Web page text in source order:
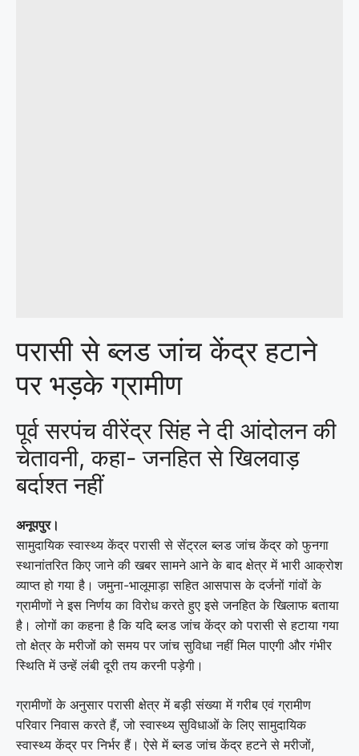
परासी से ब्लड जांच केंद्र हटाने
पर भड़के ग्रामीण
पूर्व सरपंच वीरेंद्र सिंह ने दी आंदोलन की
चेतावनी, कहा- जनहित से खिलवाड़
बर्दाश्त नहीं
अनूपपुर।
सामुदायिक स्वास्थ्य केंद्र परासी से सेंट्रल ब्लड जांच केंद्र को फुनगा
स्थानांतरित किए जाने की खबर सामने आने के बाद क्षेत्र में भारी आक्रोश
व्याप्त हो गया है। जमुना-भालूमाड़ा सहित आसपास के दर्जनों गांवों के
ग्रामीणों ने इस निर्णय का विरोध करते हुए इसे जनहित के खिलाफ बताया
है। लोगों का कहना है कि यदि ब्लड जांच केंद्र को परासी से हटाया गया
तो क्षेत्र के मरीजों को समय पर जांच सुविधा नहीं मिल पाएगी और गंभीर
स्थिति में उन्हें लंबी दूरी तय करनी पड़ेगी।
ग्रामीणों के अनुसार परासी क्षेत्र में बड़ी संख्या में गरीब एवं ग्रामीण
परिवार निवास करते हैं, जो स्वास्थ्य सुविधाओं के लिए सामुदायिक
स्वास्थ्य केंद्र पर निर्भर हैं। ऐसे में ब्लड जांच केंद्र हटने से मरीजों,